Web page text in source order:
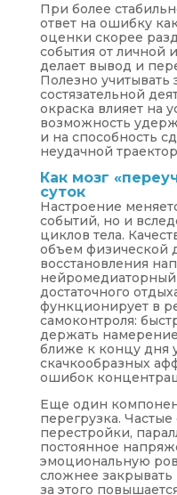
При более
ответ на ошибку
оценки скорее
события от личной
делает вывод и
Полезно учитывать
состязательной
окраска влияет на
возможность
и на способность
неудачной
Как мозг
суток
Настроение
событий, но и
циклов тела.
объем физической
восстановления
нейромедиаторный
достаточного
функционирует в
самоконтроля:
держать
ближе к концу дня
скачкообразных
ошибок
Еще один
перегрузка.
перестройки,
постоянное
эмоциональную
сложнее
за этого